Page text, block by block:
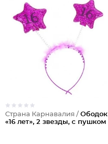
Страна Карнавалия / Ободок
«16 лет», 2 звезды, с пушком